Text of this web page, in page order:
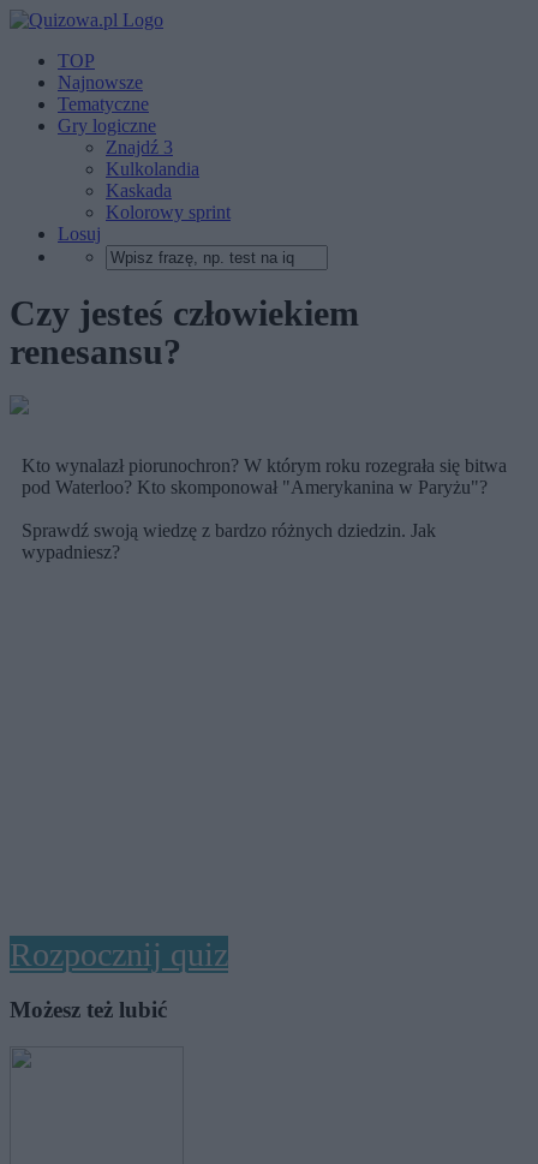
TOP
Najnowsze
Tematyczne
Gry logiczne
Znajdź 3
Kulkolandia
Kaskada
Kolorowy sprint
Losuj
Czy jesteś człowiekiem
renesansu?
Kto wynalazł piorunochron? W którym roku rozegrała się bitwa
pod Waterloo? Kto skomponował "Amerykanina w Paryżu"?
Sprawdź swoją wiedzę z bardzo różnych dziedzin. Jak
wypadniesz?
Rozpocznij quiz
Możesz też lubić